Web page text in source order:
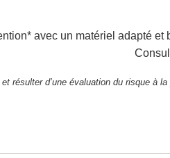
avec un matériel adapté
résulter d’une évaluation du risque à la